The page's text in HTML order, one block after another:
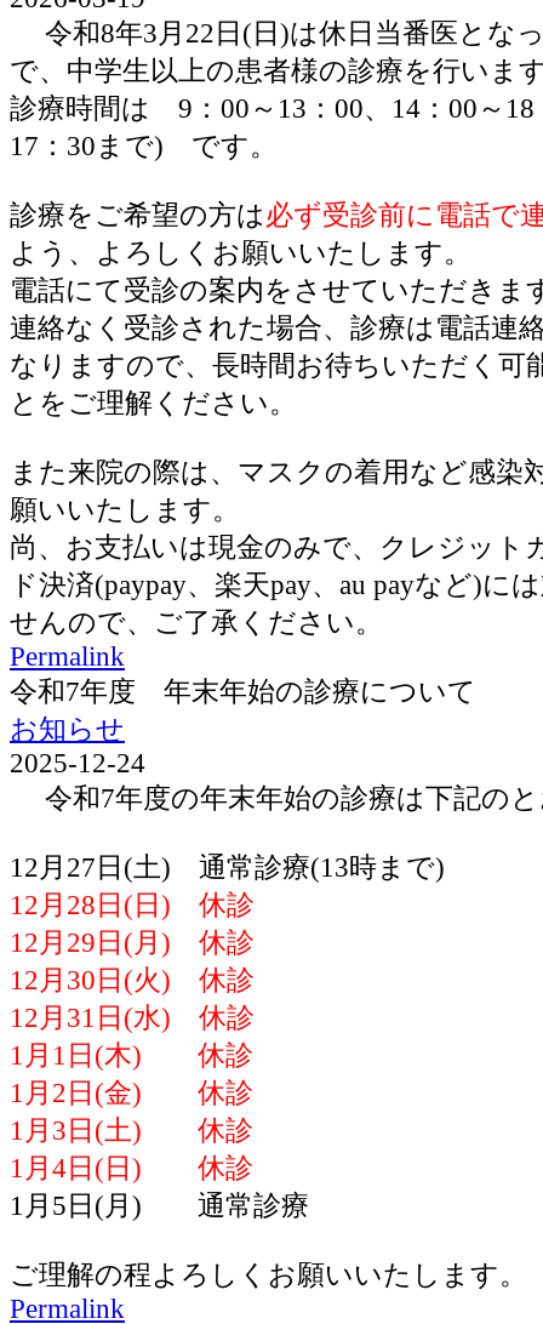
令和8年3月22日(日)は休日当番医とな
で、中学生以上の患者様の診療を行いま
診療時間は 9：00～13：00、14：00～
17：30まで) です。
診療をご希望の方は必ず受診前に電話で
よう、よろしくお願いいたします。
電話にて受診の案内をさせていただきま
連絡なく受診された場合、診療は電話連
なりますので、長時間お待ちいただく可
とをご理解ください。
また来院の際は、マスクの着用など感染
願いいたします。
尚、お支払いは現金のみで、クレジット
ド決済(paypay、楽天pay、au payなど)に
せんので、ご了承ください。
Permalink
令和7年度 年末年始の診療について
お知らせ
2025-12-24
令和7年度の年末年始の診療は下記の
12月27日(土) 通常診療(13時まで)
12月28日(日) 休診
12月29日(月) 休診
12月30日(火) 休診
12月31日(水) 休診
1月1日(木) 休診
1月2日(金) 休診
1月3日(土) 休診
1月4日(日) 休診
1月5日(月) 通常診療
ご理解の程よろしくお願いいたします。
Permalink